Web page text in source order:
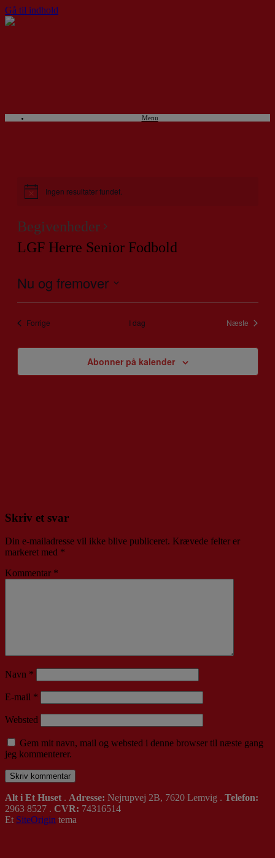
Gå til indhold
Menu
Ingen resultater fundet.
Begivenheder
LGF Herre Senior Fodbold
Nu og fremover
ForrigeBegivenheder I dag
Næste
Abonner på kalender
Skriv et svar
Din e-mailadresse vil ikke blive publiceret. Krævede felter er
markeret med *
Kommentar *
Navn *
E-mail *
Websted
Gem mit navn, mail og websted i denne browser til næste gang
jeg kommenterer.
Alt i Et Huset . Adresse: Nejrupvej 2B, 7620 Lemvig . Telefon:
2963 8527 . CVR: 74316514
Et SiteOrigin tema